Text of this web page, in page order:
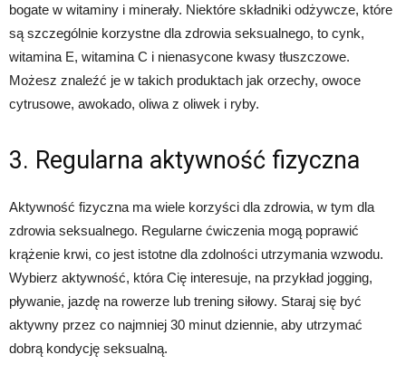
bogate w witaminy i minerały. Niektóre składniki odżywcze, które
są szczególnie korzystne dla zdrowia seksualnego, to cynk,
witamina E, witamina C i nienasycone kwasy tłuszczowe.
Możesz znaleźć je w takich produktach jak orzechy, owoce
cytrusowe, awokado, oliwa z oliwek i ryby.
3. Regularna aktywność fizyczna
Aktywność fizyczna ma wiele korzyści dla zdrowia, w tym dla
zdrowia seksualnego. Regularne ćwiczenia mogą poprawić
krążenie krwi, co jest istotne dla zdolności utrzymania wzwodu.
Wybierz aktywność, która Cię interesuje, na przykład jogging,
pływanie, jazdę na rowerze lub trening siłowy. Staraj się być
aktywny przez co najmniej 30 minut dziennie, aby utrzymać
dobrą kondycję seksualną.